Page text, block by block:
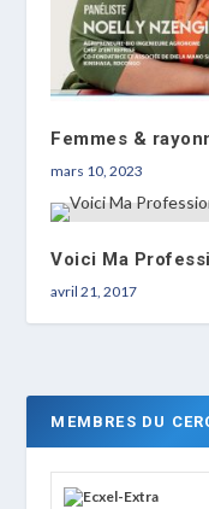
Femmes &
mars 10, 2023
Voici Ma
avril 21, 2017
MEMBRES DU